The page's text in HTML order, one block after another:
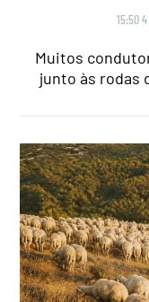
15:50
Muitos
junto às rodas